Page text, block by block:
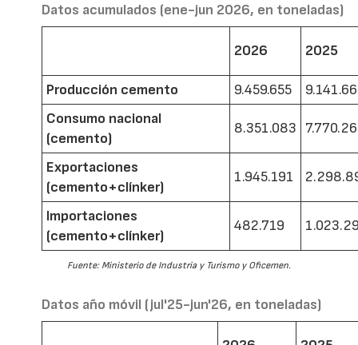
Datos acumulados (ene-jun 2026, en toneladas)
2026 2025
Producción cemento 9.459.655
Consumo nacional
(cemento)
8.351.083
Exportaciones
(cemento+clínker)
1.945.191
Importaciones
(cemento+clínker)
482.719
Fuente: Ministerio de Industria y Turismo y Oficemen.
Datos año móvil (jul'25-jun'26, en toneladas)